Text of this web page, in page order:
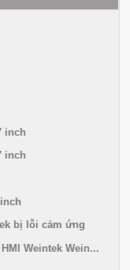
inch
inch
bị lỗi cảm ứng
Weintek Wein...